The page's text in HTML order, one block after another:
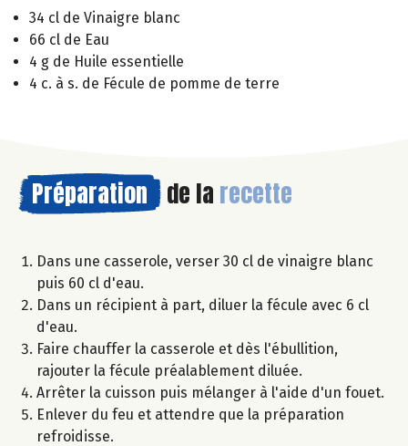
34 cl de Vinaigre blanc
66 cl de Eau
4 g de Huile essentielle
4 c. à s. de Fécule de pomme de terre
Préparation de la recette
Dans une casserole, verser 30 cl de vinaigre blanc
puis 60 cl d'eau.
Dans un récipient à part, diluer la fécule avec 6 cl
d'eau.
Faire chauffer la casserole et dès l'ébullition,
rajouter la fécule préalablement diluée.
Arrêter la cuisson puis mélanger à l'aide d'un fouet.
Enlever du feu et attendre que la préparation
refroidisse.